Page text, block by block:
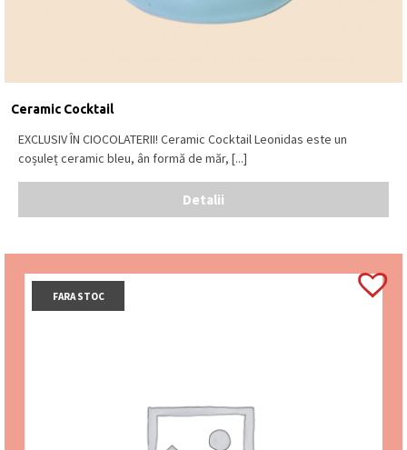
Ceramic Cocktail
EXCLUSIV ÎN CIOCOLATERII! Ceramic Cocktail Leonidas este un
coșuleț ceramic bleu, ân formă de măr, [...]
Detalii
FARA STOC